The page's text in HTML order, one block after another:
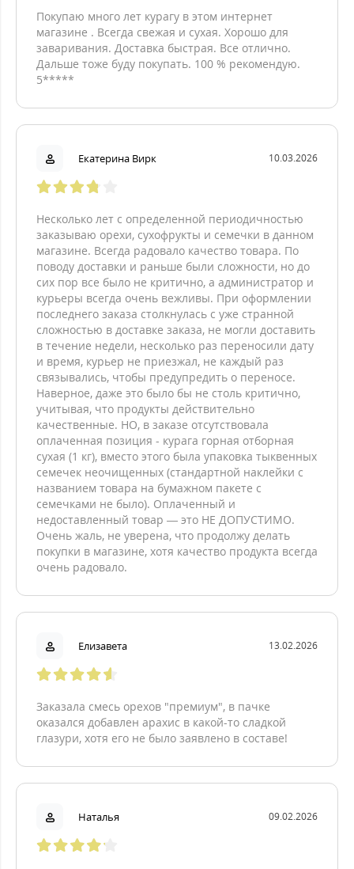
Покупаю много лет курагу в этом интернет
магазине . Всегда свежая и сухая. Хорошо для
заваривания. Доставка быстрая. Все отлично.
Дальше тоже буду покупать. 100 % рекомендую.
5*****
Екатерина Вирк 10.03.2026
Несколько лет с определенной периодичностью
заказываю орехи, сухофрукты и семечки в данном
магазине. Всегда радовало качество товара. По
поводу доставки и раньше были сложности, но до
сих пор все было не критично, а администратор и
курьеры всегда очень вежливы. При оформлении
последнего заказа столкнулась с уже странной
сложностью в доставке заказа, не могли доставить
в течение недели, несколько раз переносили дату
и время, курьер не приезжал, не каждый раз
связывались, чтобы предупредить о переносе.
Наверное, даже это было бы не столь критично,
учитывая, что продукты действительно
качественные. НО, в заказе отсутствовала
оплаченная позиция - курага горная отборная
сухая (1 кг), вместо этого была упаковка тыквенных
семечек неочищенных (стандартной наклейки с
названием товара на бумажном пакете с
семечками не было). Оплаченный и
недоставленный товар — это НЕ ДОПУСТИМО.
Очень жаль, не уверена, что продолжу делать
покупки в магазине, хотя качество продукта всегда
очень радовало.
Елизавета 13.02.2026
Заказала смесь орехов "премиум", в пачке
оказался добавлен арахис в какой-то сладкой
глазури, хотя его не было заявлено в составе!
Наталья 09.02.2026